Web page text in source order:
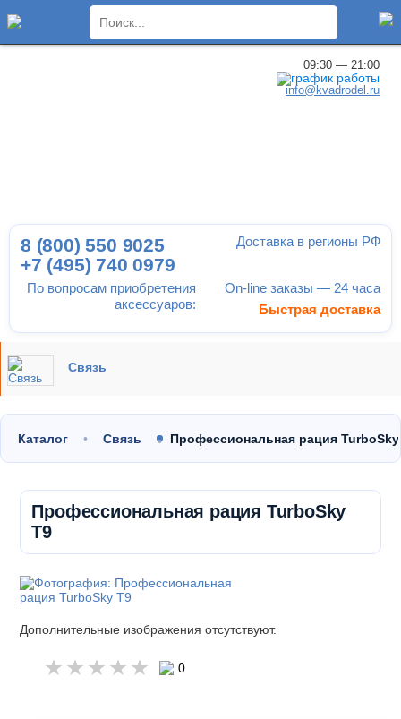
09:30 — 21:00
info@kvadrodel.ru
По вопросам приобретения
аксессуаров:
8 (800) 550 9025
+7 (495) 740 0979
Доставка в регионы РФ
On-line заказы — 24 часа
Быстрая доставка
Связь
Каталог Связь Профессиональная рация
Профессиональная рация TurboSky
T9
Дополнительные изображения отсутствуют.
0
×